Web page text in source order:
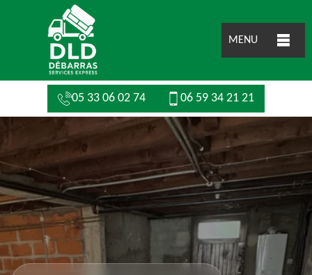
MENU
05 33 06 02 74 06 59 34 21 21